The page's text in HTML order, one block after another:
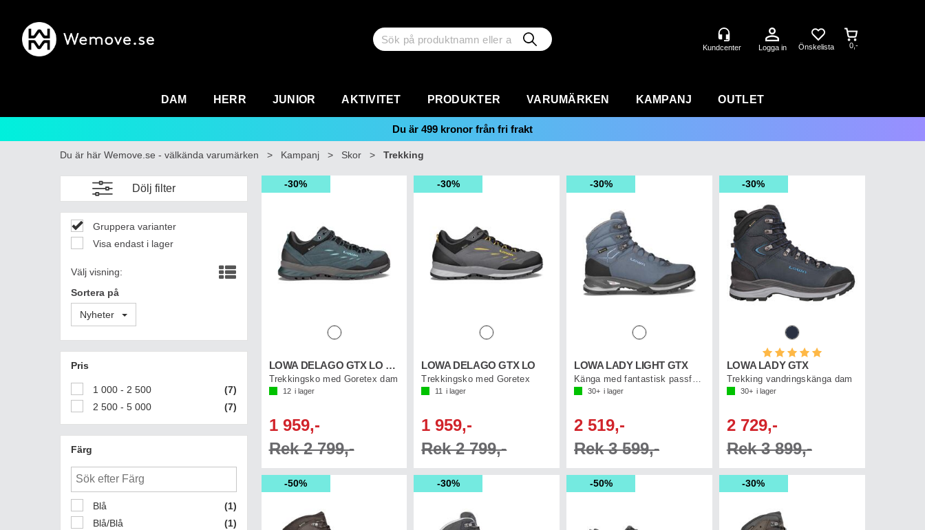
Logga in 0,-
DAM HERR JUNIOR AKTIVITET PRODUKTER VARUMÄRKEN KAMPANJ OUTLET
Du är 499 kronor från fri frakt
Du är här Wemove.se - välkända varumärken > Kampanj > Skor > Trekking
Dölj filter
Gruppera varianter
Visa endast i lager
Välj visning:
Sortera på
Nyheter
Pris
1 000 - 2 500
(7)
2 500 - 5 000
(7)
Färg
Blå
(1)
Blå/Blå
(1)
30%
LOWA DELAGO GTX LO WS
Trekkingsko med Goretex dam
12 i lager
1 959,-
Rek 2 799,-
30%
LOWA DELAGO GTX LO
Trekkingsko med Goretex
11 i lager
1 959,-
Rek 2 799,-
30%
LOWA LADY LIGHT GTX
Känga med fantastisk passform
30+ i lager
2 519,-
Rek 3 599,-
30%
Betyg:
LOWA LADY GTX
Trekking vandringskänga dam
30+ i lager
2 729,-
Rek 3 899,-
50% 30% 50% 30%